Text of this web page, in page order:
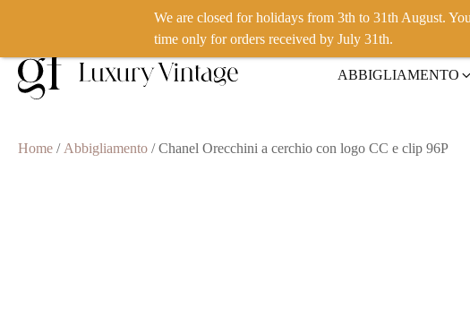
VUOI VENDERE UN PRODOTTO? CLICCA QUI
ABBIGLIAMENTO
Home / Abbigliamento / Chanel Orecchini a cerchio con logo CC e clip 96P
We are closed for holidays from 3th to 31th August.
time only for orders received by July 31th.